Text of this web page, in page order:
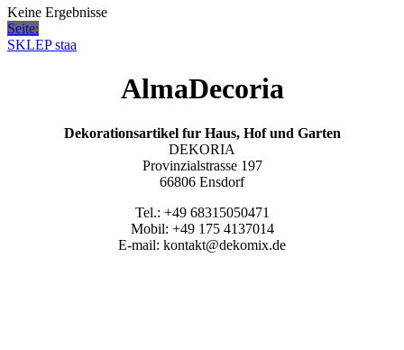
Keine Ergebnisse
Seite:
SKLEP staa
AlmaDecoria
Dekorationsartikel fur Haus, Hof und Garten
DEKORIA
Provinzialstrasse 197
66806 Ensdorf
Tel.: +49 68315050471
Mobil: +49 175 4137014
E-mail: kontakt@dekomix.de